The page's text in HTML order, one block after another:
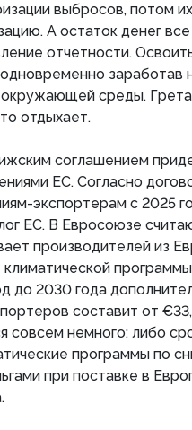
выбросов, потом
А остаток денег все
отчетности.
заработав
среды.
отдыхает.
соглашением
ЕС. Согласно
экспортерам с 2025
ЕС. В Евросоюзе
производителей из
климатической
до 2030 года
составит от
совсем немного: либо
программы по
при поставке в